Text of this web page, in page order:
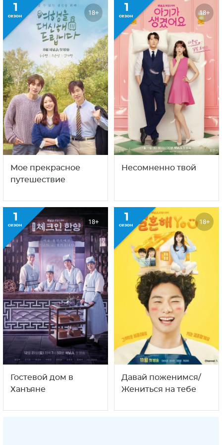
1
сезон 18+
Мое прекрасное
путешествие
1
сезон 18+
Несомненно твой
1
сезон 18+
Гостевой дом в
Ханъяне
1
сезон 18+
Давай поженимся/
Жениться на тебе